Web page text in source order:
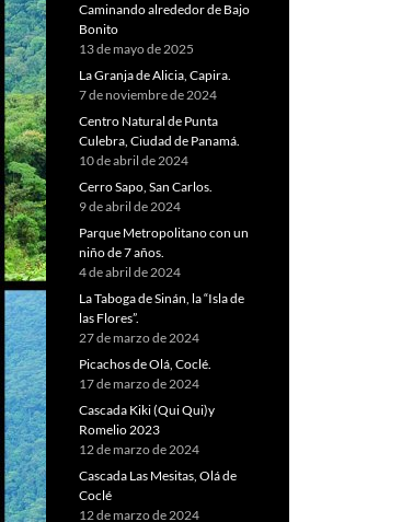
Caminando alrededor de Bajo
Bonito
13 de mayo de 2025
La Granja de Alicia, Capira.
7 de noviembre de 2024
Centro Natural de Punta
Culebra, Ciudad de Panamá.
10 de abril de 2024
Cerro Sapo, San Carlos.
9 de abril de 2024
Parque Metropolitano con un
niño de 7 años.
4 de abril de 2024
La Taboga de Sinán, la “Isla de
las Flores”.
27 de marzo de 2024
Picachos de Olá, Coclé.
17 de marzo de 2024
Cascada Kiki (Qui Qui)y
Romelio 2023
12 de marzo de 2024
Cascada Las Mesitas, Olá de
Coclé
12 de marzo de 2024